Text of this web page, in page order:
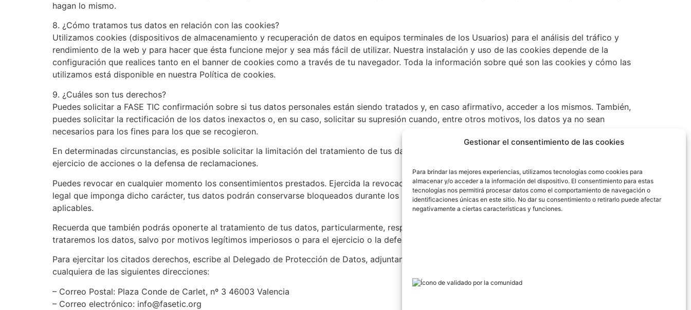
Gestionar el consentimiento de las cookies
Para brindar las mejores experiencias, utilizamos tecnologías como cookies para
almacenar y/o acceder a la información del dispositivo. El consentimiento para estas
tecnologías nos permitirá procesar datos como el comportamiento de navegación o
identificaciones únicas en este sitio. No dar su consentimiento o retirarlo puede afectar
negativamente a ciertas características y funciones.
hagan lo mismo.
8. ¿Cómo tratamos tus datos en relación con las cookies?
Utilizamos cookies (dispositivos de almacenamiento y recuperación de datos en equipos terminales de los Usuarios) para el análisis del tráfico y
rendimiento de la web y para hacer que ésta funcione mejor y sea más fácil de utilizar. Nuestra instalación y uso de las cookies depende de la
configuración que realices tanto en el banner de cookies como a través de tu navegador. Toda la información sobre qué son las cookies y cómo las
utilizamos está disponible en nuestra Política de cookies.
9. ¿Cuáles son tus derechos?
Puedes solicitar a FASE TIC confirmación sobre si tus datos personales están siendo tratados y, en caso afirmativo, acceder a los mismos. También,
puedes solicitar la rectificación de los datos inexactos o, en su caso, solicitar su supresión cuando, entre otros motivos, los datos ya no sean
necesarios para los fines para los que se recogieron.
En determinadas circunstancias, es posible solicitar la limitación del tratamiento de tus datos, en cuyo caso únicamente los conservaremos para el
ejercicio de acciones o la defensa de reclamaciones.
Puedes revocar en cualquier momento los consentimientos prestados. Ejercida la revocación, que no tendrá carácter retroactivo salvo disposición
legal que imponga dicho carácter, tus datos podrán conservarse bloqueados durante los plazos de prescripción establecidos por las normas
aplicables.
Recuerda que también podrás oponerte al tratamiento de tus datos, particularmente, respecto de las comunicaciones comerciales, en cuyo caso no
trataremos los datos, salvo por motivos legítimos imperiosos o para el ejercicio o la defensa de posibles reclamaciones.
Para ejercitar los citados derechos, escribe al Delegado de Protección de Datos, adjuntando copia de documento acreditativo de tu identidad, a
cualquiera de las siguientes direcciones:
– Correo Postal: Plaza Conde de Carlet, nº 3 46003 Valencia
– Correo electrónico: info@fasetic.org